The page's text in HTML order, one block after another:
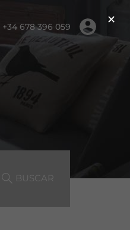
Noticias Contacto
+34 678 396 059
BUSCAR
×